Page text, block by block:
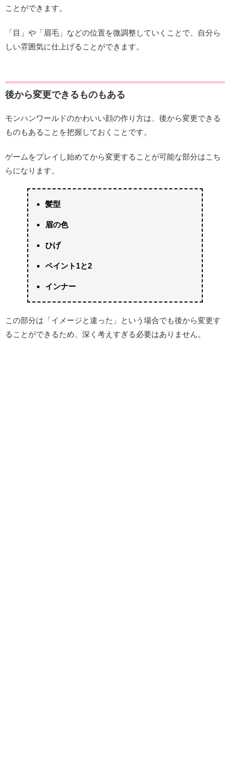
ことができます。
「目」や「眉毛」などの位置を微調整していくことで、自分ら
しい雰囲気に仕上げることができます。
後から変更できるものもある
モンハンワールドのかわいい顔の作り方は、後から変更できる
ものもあることを把握しておくことです。
ゲームをプレイし始めてから変更することが可能な部分はこち
らになります。
髪型
眉の色
ひげ
ペイント1と2
インナー
この部分は「イメージと違った」という場合でも後から変更す
ることができるため、深く考えすぎる必要はありません。